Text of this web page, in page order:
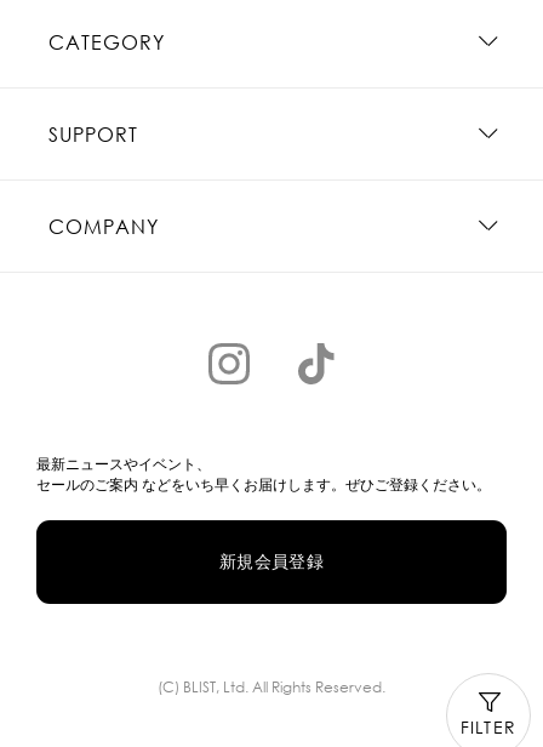
FILTER
CATEGORY
SUPPORT
COMPANY
最新ニュースやイベント、
セールのご案内 などをいち早くお届けします。ぜひご登録ください。
新規会員登録
(C) BLIST, Ltd. All Rights Reserved.